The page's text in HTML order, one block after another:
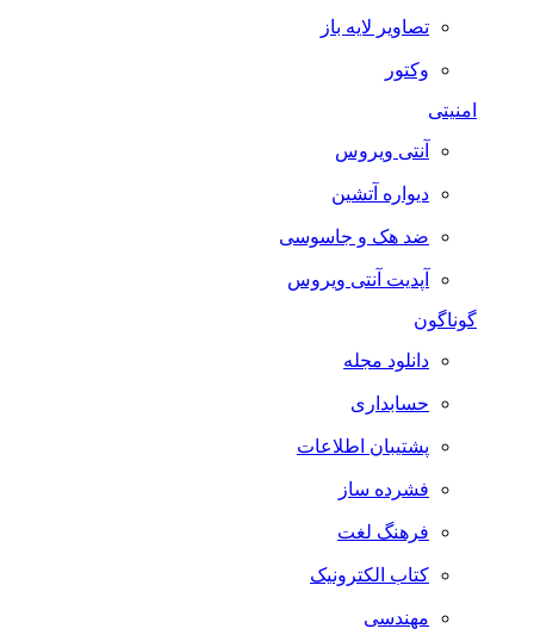
تصاویر لایه باز
وکتور
امنیتی
آنتی ویروس
دیواره آتشین
ضد هک و جاسوسی
آپدیت آنتی ویروس
گوناگون
دانلود مجله
حسابداری
پشتیبان اطلاعات
فشرده ساز
فرهنگ لغت
کتاب الکترونیک
مهندسی